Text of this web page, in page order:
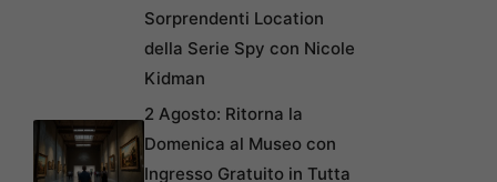
Sorprendenti Location
della Serie Spy con Nicole
Kidman
2 Agosto: Ritorna la
Domenica al Museo con
Ingresso Gratuito in Tutta